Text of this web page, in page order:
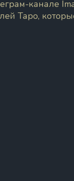
канале
Таро,